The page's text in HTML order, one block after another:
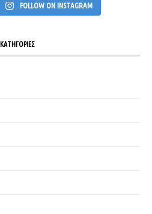
FOLLOW ON INSTAGRAM
ΚΑΤΗΓΟΡΙΕΣ